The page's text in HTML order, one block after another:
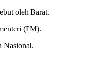
oleh Barat.
(PM).
Nasional.